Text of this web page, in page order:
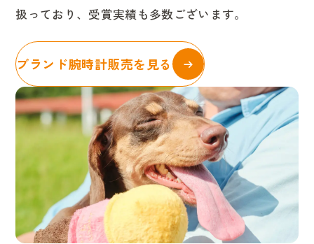
扱っており、受賞実績も多数ございます。
ブランド腕時計販売を見る